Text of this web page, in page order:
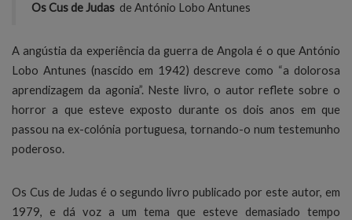
Os Cus de Judas de António Lobo Antunes
A angústia da experiência da guerra de Angola é o que António
Lobo Antunes (nascido em 1942) descreve como “a dolorosa
aprendizagem da agonia”. Neste livro, o autor reflete sobre o
horror a que esteve exposto durante os dois anos em que
passou na ex-colónia portuguesa, tornando-o num testemunho
poderoso.
Os Cus de Judas é o segundo livro publicado por este autor, em
1979, e dá voz a um tema que esteve demasiado tempo